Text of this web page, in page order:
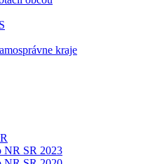
kraje
NR SR 2023